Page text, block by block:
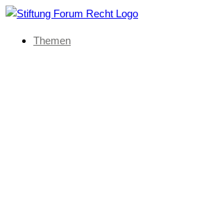
Themen